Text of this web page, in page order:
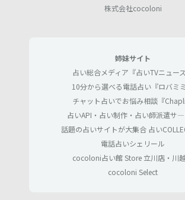
株式会社cocoloni
姉妹サイト
占い総合メディア『占いTVニュース
10分から選べる電話占い『ロバミミ
チャット占いでお悩み相談『Chapli
占いAPI・占い制作・占い師派遣サ―
話題の占いサイトが大集合 占い
電話占いシェリール
cocoloni占い館 Store 立川店・川
cocoloni Select